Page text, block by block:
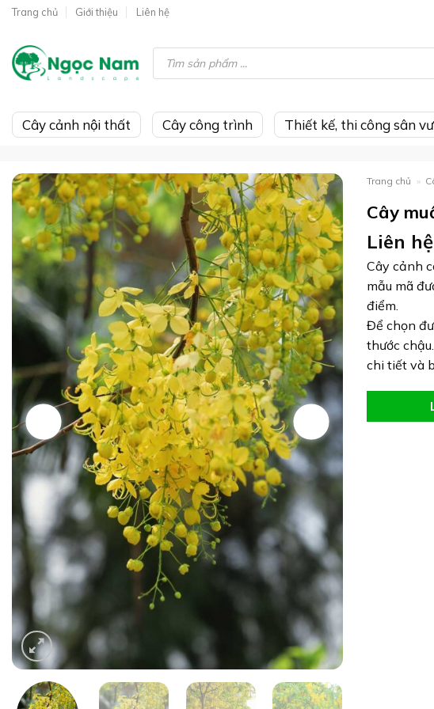
Skip
content
Trang chủ Giới thiệu Liên hệ
Tìm
kiếm
sản
Cây cảnh nội thất Cây công trình Thiết kế, thi công sân
Trang chủ »
Cây
Liên hệ
Cây cảnh
mẫu mã
điểm.
Để chọn
thước
chi tiết và